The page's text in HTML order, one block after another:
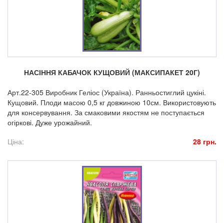
НАСІННЯ КАБАЧОК КУЩОВИЙ (МАКСИПАКЕТ 20Г)
Арт.22-305 Виробник Геліос (Україна). Ранньостиглий цукіні.
Кущовий. Плоди масою 0,5 кг довжиною 10см. Використовують
для консервування. За смаковими якостям не поступається
огіркові. Дуже урожайний.
Ціна:
28 грн.